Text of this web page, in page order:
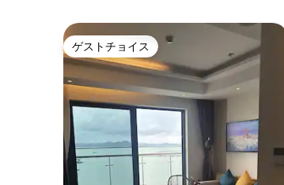
ゲストチョイス
ゲストチョイス